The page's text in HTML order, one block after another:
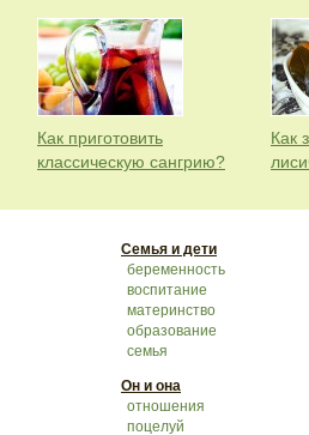
Как приготовить
классическую сангрию?
Как
Семья и дети
беременность
воспитание
материнство
образование
семья
Он и она
отношения
поцелуй